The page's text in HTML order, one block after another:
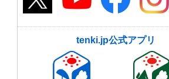
tenki.jp公式アプリ